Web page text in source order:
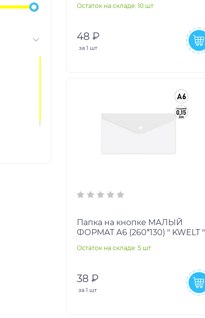
фиолетовая, пластик 0,18мм, н
Остаток на складе: 10 шт
48 ₽
за 1 шт
Папка на кнопке МАЛЫЙ
ФОРМАТ А6 (260*130) " KWELT "
Остаток на складе: 5 шт
38 ₽
за 1 шт